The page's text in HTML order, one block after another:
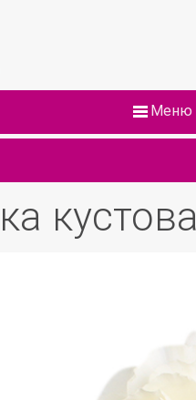
Меню